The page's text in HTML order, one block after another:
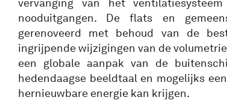
vervanging van het
nooduitgangen. De flats en
gerenoveerd met behoud van de
ingrijpende wijzigingen van de
een globale aanpak van de
hedendaagse beeldtaal en mogelijks
hernieuwbare energie kan krijgen.